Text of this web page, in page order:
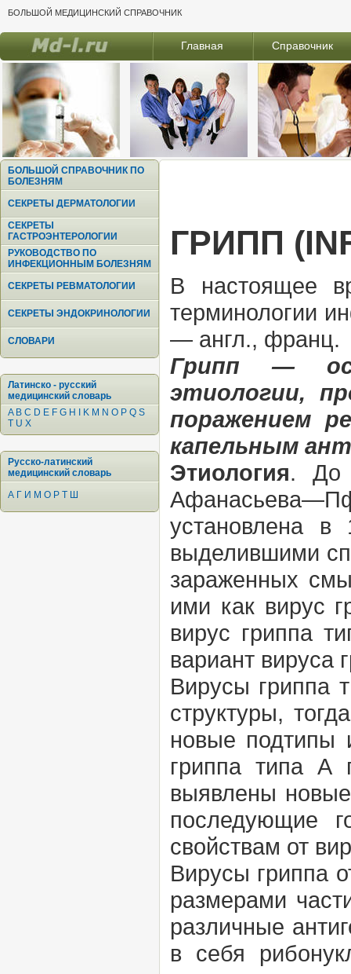
БОЛЬШОЙ МЕДИЦИНСКИЙ СПРАВОЧНИК
Главная Справочник
БОЛЬШОЙ СПРАВОЧНИК ПО
БОЛЕЗНЯМ
СЕКРЕТЫ ДЕРМАТОЛОГИИ
СЕКРЕТЫ
ГАСТРОЭНТЕРОЛОГИИ
РУКОВОДСТВО ПО
ИНФЕКЦИОННЫМ БОЛЕЗНЯМ
СЕКРЕТЫ РЕВМАТОЛОГИИ
СЕКРЕТЫ ЭНДОКРИНОЛОГИИ
СЛОВАРИ
Латинско - русский
медицинский словарь
A B C D E F G H K M N O P Q S
T U X
Русско-латинский
медицинский словарь
А Г И М О Р Т Ш
ГРИПП
В настоящее
терминологии
— англ., франц.
Грипп —
этиологии,
поражением
капельным
Этиология. До
установлена
выделившими
зараженных
ими как вирус
вирус гриппа
вариант вируса
Вирусы гриппа
структуры,
новые подтипы
гриппа типа А
выявлены
последующие
свойствам от
Вирусы гриппа
размерами
различные
в себя